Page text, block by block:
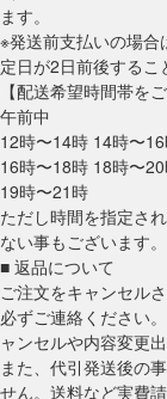
ます。
※発送前支払いの場
定日が2日前後するこ
【配送希望時間帯を
午前中
12時〜14時 14時〜
16時〜18時 18時〜
19時〜21時
ただし時間を指定さ
ない事もございます
■ 返品について
ご注文をキャンセル
必ずご連絡ください
ャンセルや内容変更
また、代引発送後の
せん。送料など実費